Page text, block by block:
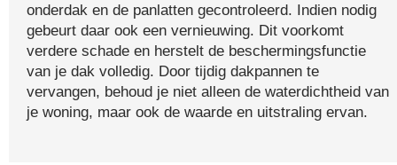
onderdak en de panlatten gecontroleerd. Indien nodig
gebeurt daar ook een vernieuwing. Dit voorkomt
verdere schade en herstelt de beschermingsfunctie
van je dak volledig. Door tijdig dakpannen te
vervangen, behoud je niet alleen de waterdichtheid van
je woning, maar ook de waarde en uitstraling ervan.